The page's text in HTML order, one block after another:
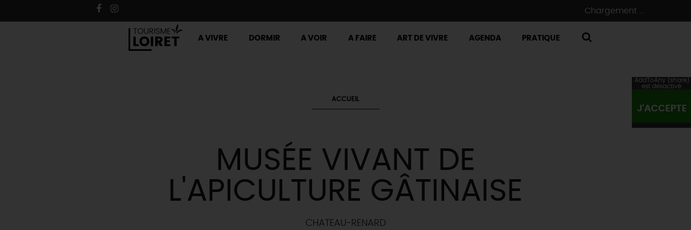
Chargement ...
A VIVRE DORMIR A VOIR A FAIRE ART DE VIVRE AGENDA PRATIQUE
ACCUEIL
MUSÉE VIVANT DE
L'APICULTURE GÂTINAISE
CHATEAU-RENARD
AddToAny (share)
est désactivé.
J'ACCEPTE